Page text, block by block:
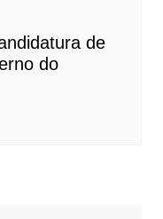
de
do